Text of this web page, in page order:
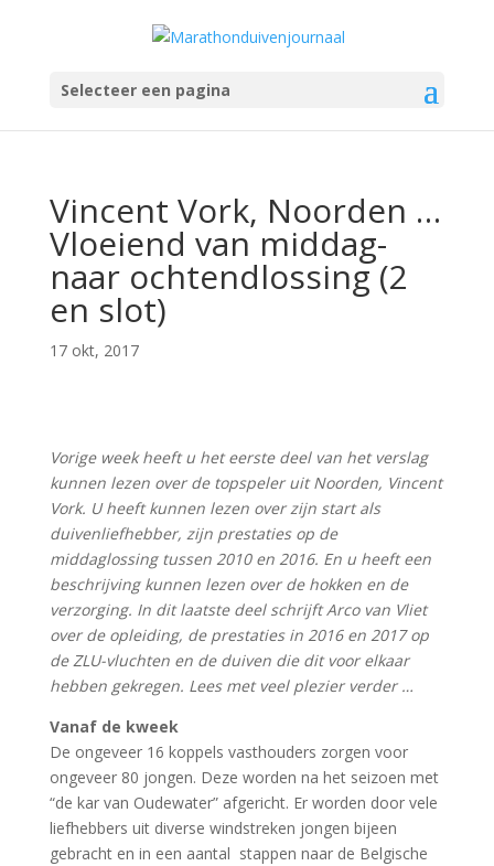
Selecteer een pagina
Vincent Vork, Noorden …
Vloeiend van middag-
naar ochtendlossing (2
en slot)
17 okt, 2017
Vorige week heeft u het eerste deel van het verslag
kunnen lezen over de topspeler uit Noorden, Vincent
Vork. U heeft kunnen lezen over zijn start als
duivenliefhebber, zijn prestaties op de
middaglossing tussen 2010 en 2016. En u heeft een
beschrijving kunnen lezen over de hokken en de
verzorging. In dit laatste deel schrijft Arco van Vliet
over de opleiding, de prestaties in 2016 en 2017 op
de ZLU-vluchten en de duiven die dit voor elkaar
hebben gekregen. Lees met veel plezier verder …
Vanaf de kweek
De ongeveer 16 koppels vasthouders zorgen voor
ongeveer 80 jongen. Deze worden na het seizoen met
“de kar van Oudewater” afgericht. Er worden door vele
liefhebbers uit diverse windstreken jongen bijeen
gebracht en in een aantal stappen naar de Belgische